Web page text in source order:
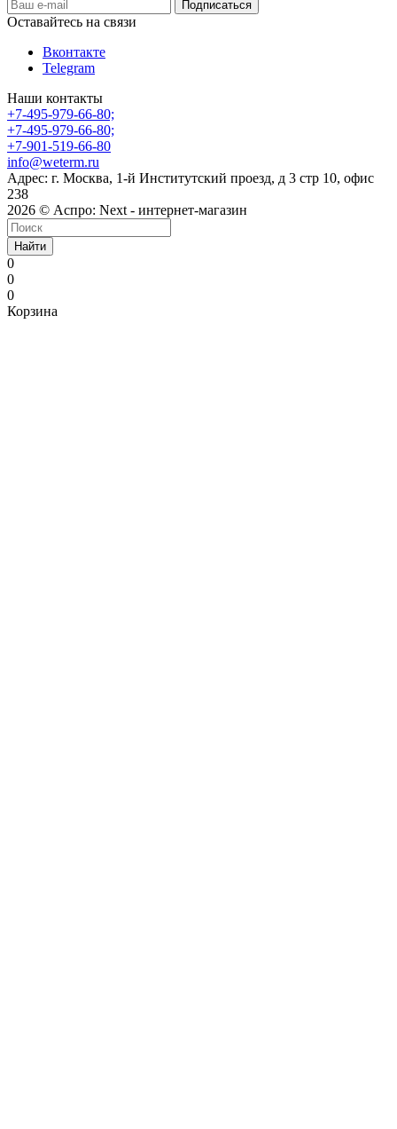
Оставайтесь на связи
Вконтакте
Telegram
Наши контакты
+7-495-979-66-80;
+7-495-979-66-80;
+7-901-519-66-80
info@weterm.ru
Адрес: г. Москва, 1-й Институтский проезд, д 3 стр 10, офис
238
2026 © Аспро: Next - интернет-магазин
Найти
0
0
0
Корзина